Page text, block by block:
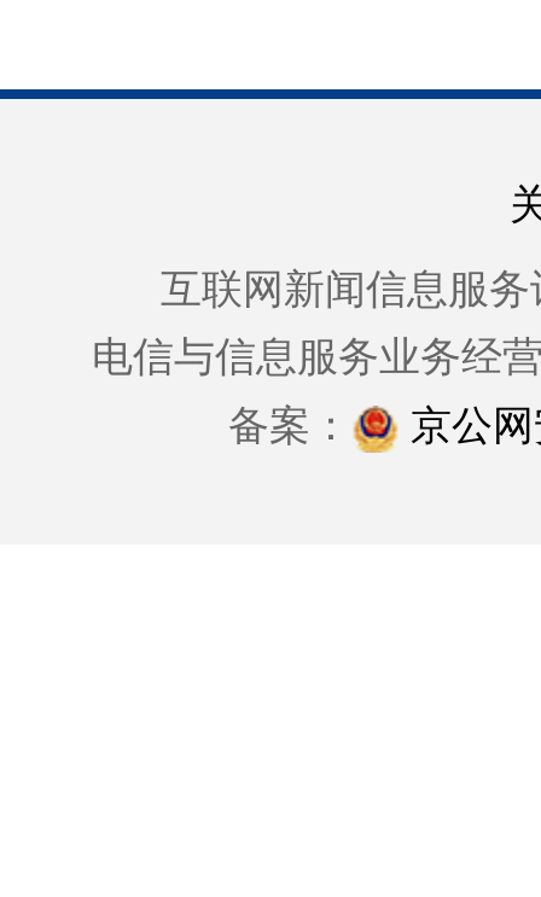
互联网新闻信息服务
电信与信息服务业务经
备案：
京公网